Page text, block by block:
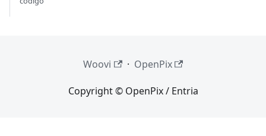
Woovi · OpenPix
Copyright © OpenPix / Entria